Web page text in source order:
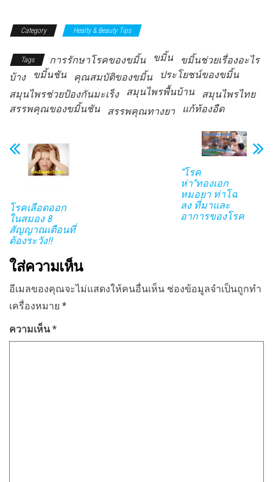
Category Healty & Beauty Tips
Tags การรักษาโรคของขมิ้น ขมิ้น
ขมิ้นช่วยเรื่องอะไร
บ้าง
ขมิ้นชัน คุณสมบัติของขมิ้น
ประโยชน์ของขมิ้น
สมุนไพรช่วยป้องกันมะเร็ง
สมุนไพรพื้นบ้าน
สมุนไพรไทย
สรรพคุณของขมิ้นชัน
สรรพคุณทางยา แก้ท้องอืด
โรคเลือดออก
ในสมอง 8
สัญญาณเตือนที่
ต้องระวัง!!
“โรค
ห่า”ทองเอก
หมอยา ท่าโฉ
ลง ที่มาและ
อาการของโรค
ใส่ความเห็น
อีเมลของคุณจะไม่แสดงให้คนอื่นเห็น ช่องข้อมูลจำเป็นถูกทำ
เครื่องหมาย *
ความเห็น*